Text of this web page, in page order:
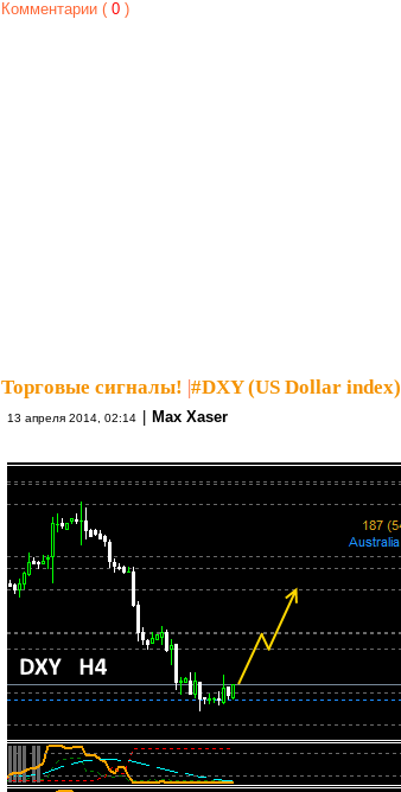
Комментарии ( 0 )
Торговые сигналы! |#DXY (US Dollar index)
13 апреля 2014, 02:14 | Max Xaser